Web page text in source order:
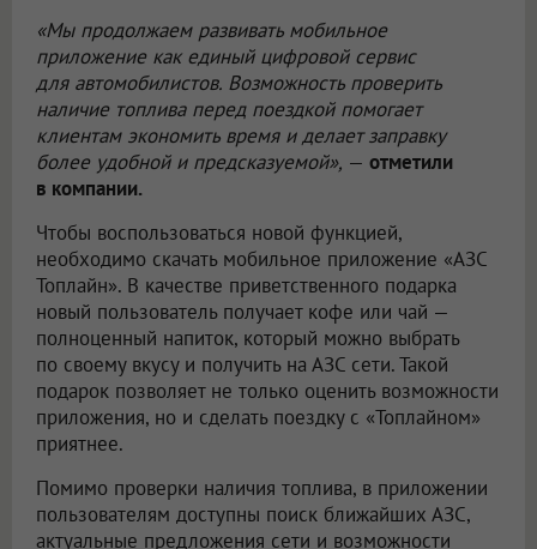
«Мы продолжаем развивать мобильное
приложение как единый цифровой сервис
для автомобилистов. Возможность проверить
наличие топлива перед поездкой помогает
клиентам экономить время и делает заправку
более удобной и предсказуемой», — отметили
в компании.
Чтобы воспользоваться новой функцией,
необходимо скачать мобильное приложение «АЗС
Топлайн». В качестве приветственного подарка
новый пользователь получает кофе или чай —
полноценный напиток, который можно выбрать
по своему вкусу и получить на АЗС сети. Такой
подарок позволяет не только оценить возможности
приложения, но и сделать поездку с «Топлайном»
приятнее.
Помимо проверки наличия топлива, в приложении
пользователям доступны поиск ближайших АЗС,
актуальные предложения сети и возможности